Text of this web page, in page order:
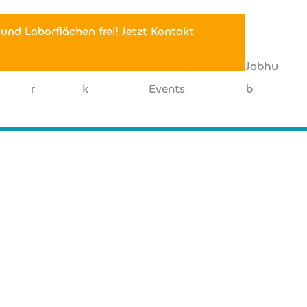
Laborflächen frei! Jetzt Kontakt
r
k
Events
Jobhu
b
2023